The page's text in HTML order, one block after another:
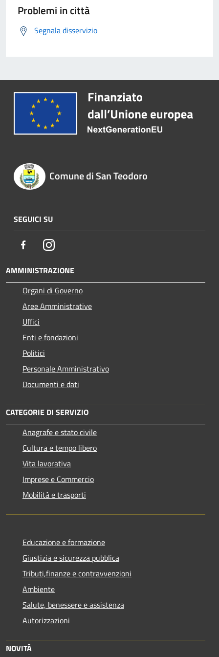
Problemi in città
Segnala disservizio
Comune di San Teodoro
SEGUICI SU
FacebookInstagram
AMMINISTRAZIONE
Organi di Governo
Aree Amministrative
Uffici
Enti e fondazioni
Politici
Personale Amministrativo
Documenti e dati
CATEGORIE DI SERVIZIO
Anagrafe e stato civile
Cultura e tempo libero
Vita lavorativa
Imprese e Commercio
Mobilità e trasporti
Educazione e formazione
Giustizia e sicurezza pubblica
Tributi,finanze e contravvenzioni
Ambiente
Salute, benessere e assistenza
Autorizzazioni
NOVITÀ